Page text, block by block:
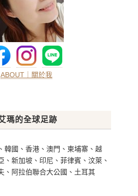
ABOUT｜關於我
瑪的全球足跡
韓國、香港、澳門、柬埔寨、越
、新加坡、印尼、菲律賓、汶萊、
、阿拉伯聯合大公國、土耳其